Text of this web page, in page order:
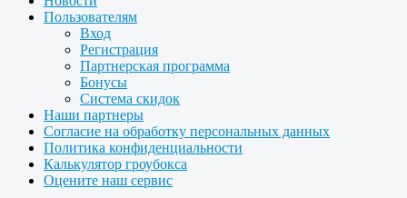
Пользователям
Вход
Регистрация
Партнерская программа
Бонусы
Система скидок
Наши партнеры
Согласие на обработку персональных данных
Политика конфиденциальности
Калькулятор гроубокса
Оцените наш сервис